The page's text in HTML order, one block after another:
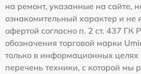
на ремонт, указанные на сайте,
ознакомительный характер и не
офертой согласно п. 2 ст. 437 ГК
обозначения торговой марки
только в информационных целях
перечень техники, с которой мы